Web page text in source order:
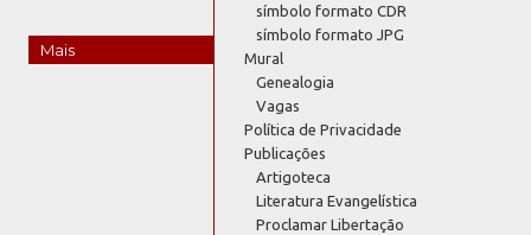
Mais
símbolo formato CDR
símbolo formato JPG
Mural
Genealogia
Vagas
Política de Privacidade
Publicações
Artigoteca
Literatura Evangelística
Proclamar Libertação